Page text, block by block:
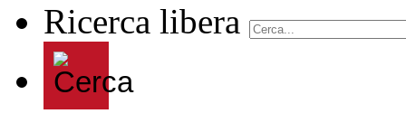
Ricerca libera